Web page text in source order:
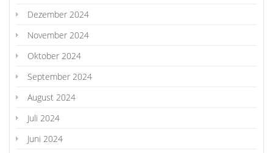
Dezember 2024
November 2024
Oktober 2024
September 2024
August 2024
Juli 2024
Juni 2024